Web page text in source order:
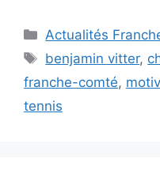
Catégories
Actualités
Étiquettes
benjamin vitter,
franche-comté,
tennis